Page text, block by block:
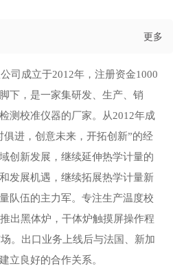
更多
成立于2012年，注册资金1000
下，是一家集研发、生产、销
测校准仪器的厂家。从2012年成
进，创意未来，开拓创新”的经
创新发展，继续延伸热学计量的
发展机遇，继续拓展热学计量新
队伍的主力军。专注生产温度校
出黑体炉，干体炉触摸屏操作程
。出口业务上线后与法国、新加
立良好的合作关系。